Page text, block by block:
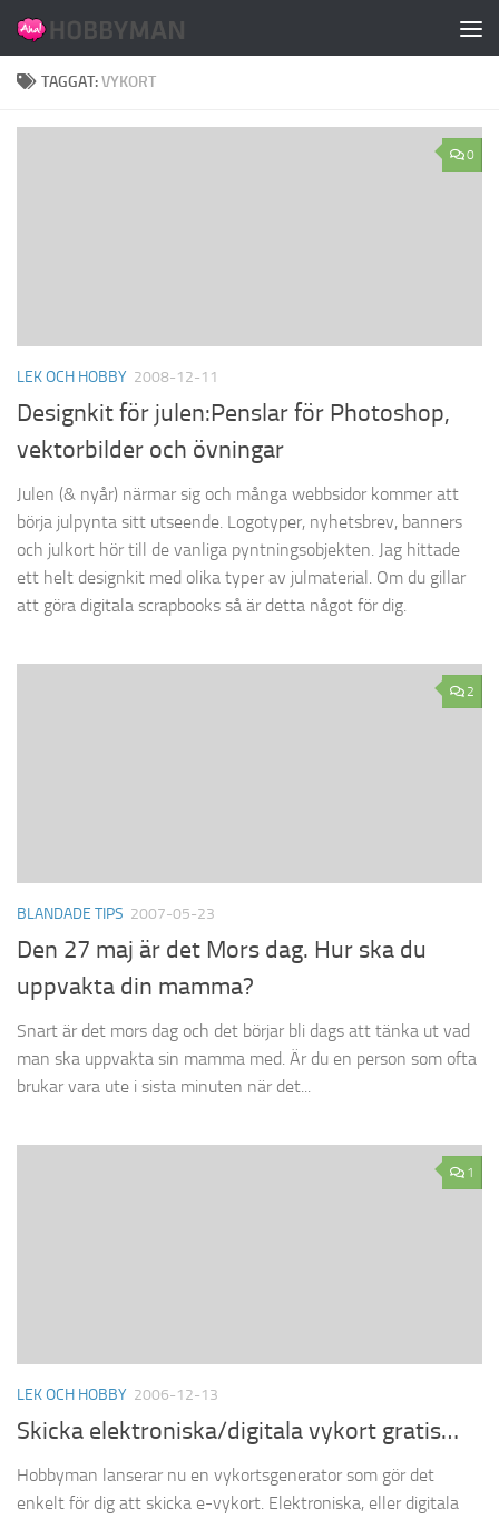
Hoppa till innehåll
TAGGAT:VYKORT
0
LEK OCH HOBBY 2008-12-11
Designkit för julen:Penslar för Photoshop,
vektorbilder och övningar
Julen (& nyår) närmar sig och många webbsidor kommer att
börja julpynta sitt utseende. Logotyper, nyhetsbrev, banners
och julkort hör till de vanliga pyntningsobjekten. Jag hittade
ett helt designkit med olika typer av julmaterial. Om du gillar
att göra digitala scrapbooks så är detta något för dig.
2
BLANDADE TIPS 2007-05-23
Den 27 maj är det Mors dag. Hur ska du
uppvakta din mamma?
Snart är det mors dag och det börjar bli dags att tänka ut vad
man ska uppvakta sin mamma med. Är du en person som ofta
brukar vara ute i sista minuten när det...
1
LEK OCH HOBBY 2006-12-13
Skicka elektroniska/digitala vykort gratis…
Hobbyman lanserar nu en vykortsgenerator som gör det
enkelt för dig att skicka e-vykort. Elektroniska, eller digitala